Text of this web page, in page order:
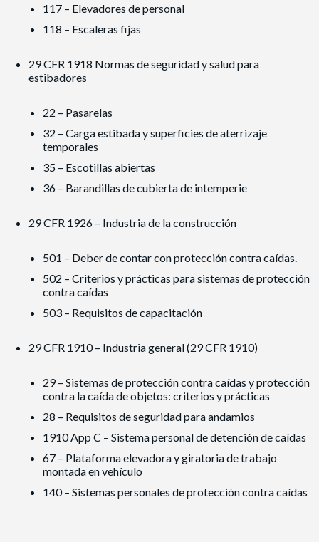
117 – Elevadores de personal
118 – Escaleras fijas
29 CFR 1918 Normas de seguridad y salud para
estibadores
22 – Pasarelas
32 – Carga estibada y superficies de aterrizaje
temporales
35 – Escotillas abiertas
36 – Barandillas de cubierta de intemperie
29 CFR 1926 – Industria de la construcción
501 – Deber de contar con protección contra caídas.
502 – Criterios y prácticas para sistemas de protección
contra caídas
503 – Requisitos de capacitación
29 CFR 1910 – Industria general (29 CFR 1910)
29 – Sistemas de protección contra caídas y protección
contra la caída de objetos: criterios y prácticas
28 – Requisitos de seguridad para andamios
1910 App C – Sistema personal de detención de caídas
67 – Plataforma elevadora y giratoria de trabajo
montada en vehículo
140 – Sistemas personales de protección contra caídas